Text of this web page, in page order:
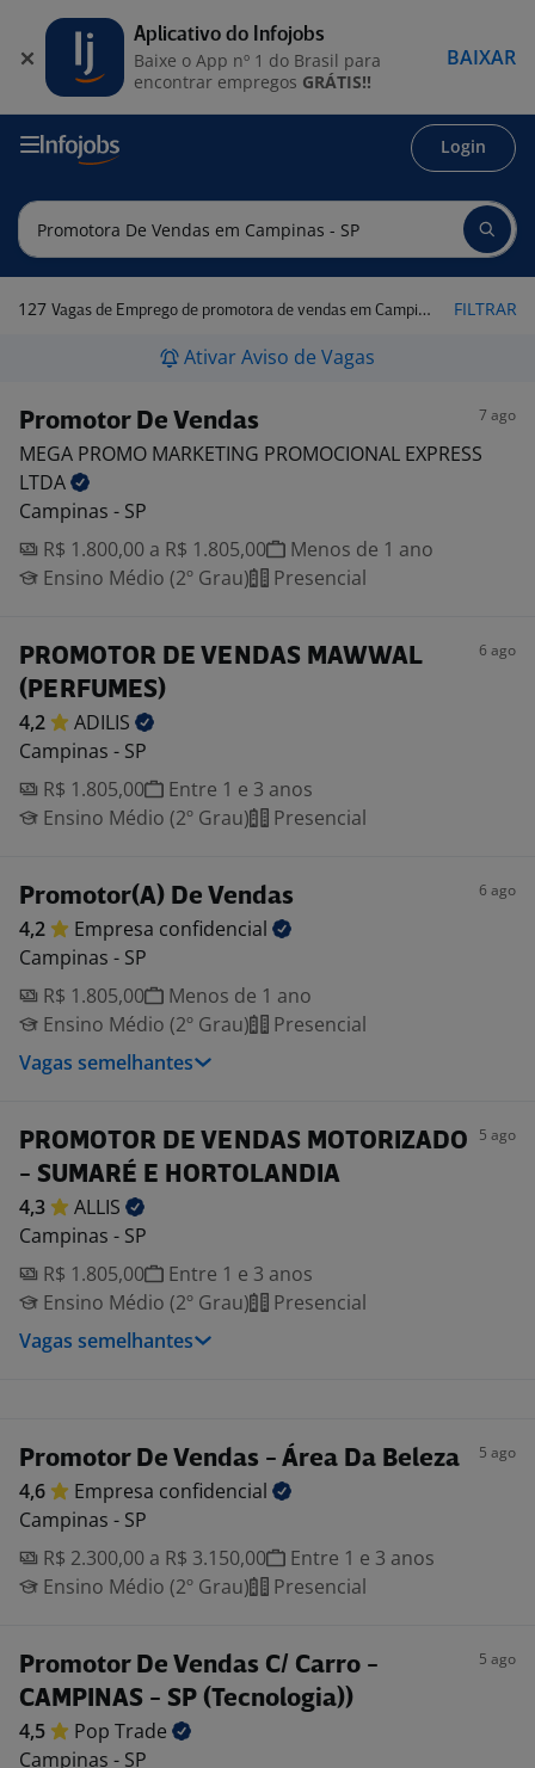
Login
127 Vagas de Emprego de promotora de vendas em Campinas - SP FILTRAR
Ativar Aviso de Vagas
Promotor De Vendas 7 ago
MEGA PROMO MARKETING PROMOCIONAL EXPRESS
LTDA
Campinas - SP
R$ 1.800,00 a R$ 1.805,00
Menos de 1 ano
Ensino Médio (2º Grau)
Presencial
PROMOTOR DE VENDAS MAWWAL
(PERFUMES)
6 ago
4,2
ADILIS
Campinas - SP
R$ 1.805,00
Entre 1 e 3 anos
Ensino Médio (2º Grau)
Presencial
Promotor(A) De Vendas 6 ago
4,2 Empresa confidencial
Campinas - SP
R$ 1.805,00
Menos de 1 ano
Ensino Médio (2º Grau)
Presencial
Vagas semelhantes
PROMOTOR DE VENDAS MOTORIZADO
- SUMARÉ E HORTOLANDIA
5 ago
4,3
ALLIS
Campinas - SP
R$ 1.805,00
Entre 1 e 3 anos
Ensino Médio (2º Grau)
Presencial
Vagas semelhantes
Promotor De Vendas - Área Da Beleza 5 ago
4,6 Empresa confidencial
Campinas - SP
R$ 2.300,00 a R$ 3.150,00
Entre 1 e 3 anos
Ensino Médio (2º Grau)
Presencial
Promotor De Vendas C/ Carro -
CAMPINAS - SP (Tecnologia))
5 ago
4,5 Pop Trade
Campinas - SP
Aplicativo do Infojobs
Baixe o App nº 1 do Brasil para
encontrar empregos GRÁTIS!!
BAIXAR